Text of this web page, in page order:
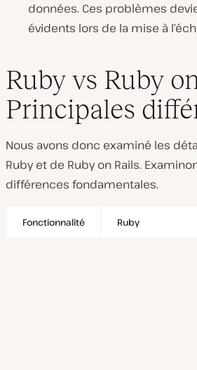
données. Ces problèmes
évidents lors de la mise à
Ruby vs Ruby
Principales
Nous avons donc examiné les
Ruby et de Ruby on Rails.
différences fondamentales.
Fonctionnalité Ruby